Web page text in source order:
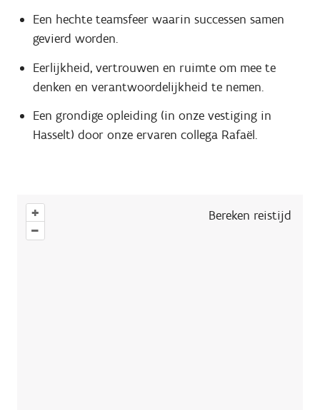
Een hechte teamsfeer waarin successen samen
gevierd worden.
Eerlijkheid, vertrouwen en ruimte om mee te
denken en verantwoordelijkheid te nemen.
Een grondige opleiding (in onze vestiging in
Hasselt) door onze ervaren collega Rafaël.
+
–
Bereken reistijd